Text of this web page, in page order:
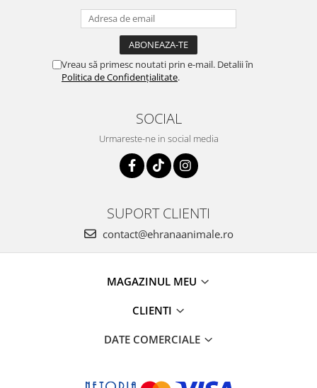
Vreau să primesc noutati prin e-mail. Detalii în
Politica de Confidențialitate.
SOCIAL
Urmareste-ne in social media
SUPORT CLIENTI
contact@ehranaanimale.ro
MAGAZINUL MEU
CLIENTI
DATE COMERCIALE